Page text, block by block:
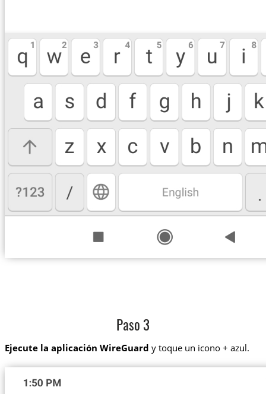
Paso 3
Ejecute la aplicación WireGuard y toque un icono + azul.